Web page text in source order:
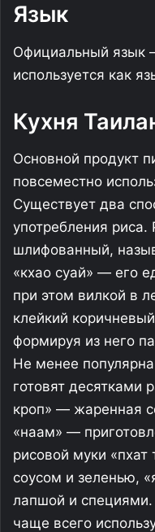
Язык
Официальный язык
используется как
Кухня
Основной продукт
повсеместно
Существует два
употребления риса.
шлифованный,
«кхао суай» — его
при этом вилкой в
клейкий
формируя из него
Не менее
готовят десятками
кроп» — жаренная
«наам» —
рисовой муки
соусом и зеленью,
лапшой и
чаще всего